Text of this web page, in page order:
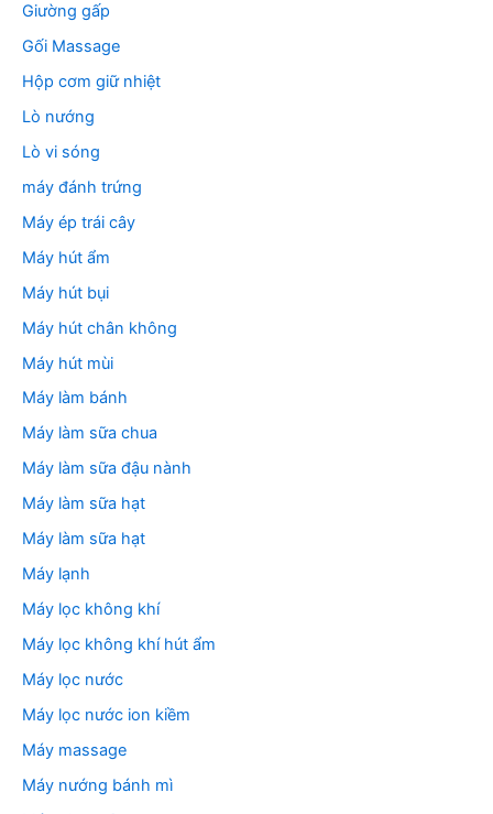
Giường gấp
Gối Massage
Hộp cơm giữ nhiệt
Lò nướng
Lò vi sóng
máy đánh trứng
Máy ép trái cây
Máy hút ẩm
Máy hút bụi
Máy hút chân không
Máy hút mùi
Máy làm bánh
Máy làm sữa chua
Máy làm sữa đậu nành
Máy làm sữa hạt
Máy làm sữa hạt
Máy lạnh
Máy lọc không khí
Máy lọc không khí hút ẩm
Máy lọc nước
Máy lọc nước ion kiềm
Máy massage
Máy nướng bánh mì